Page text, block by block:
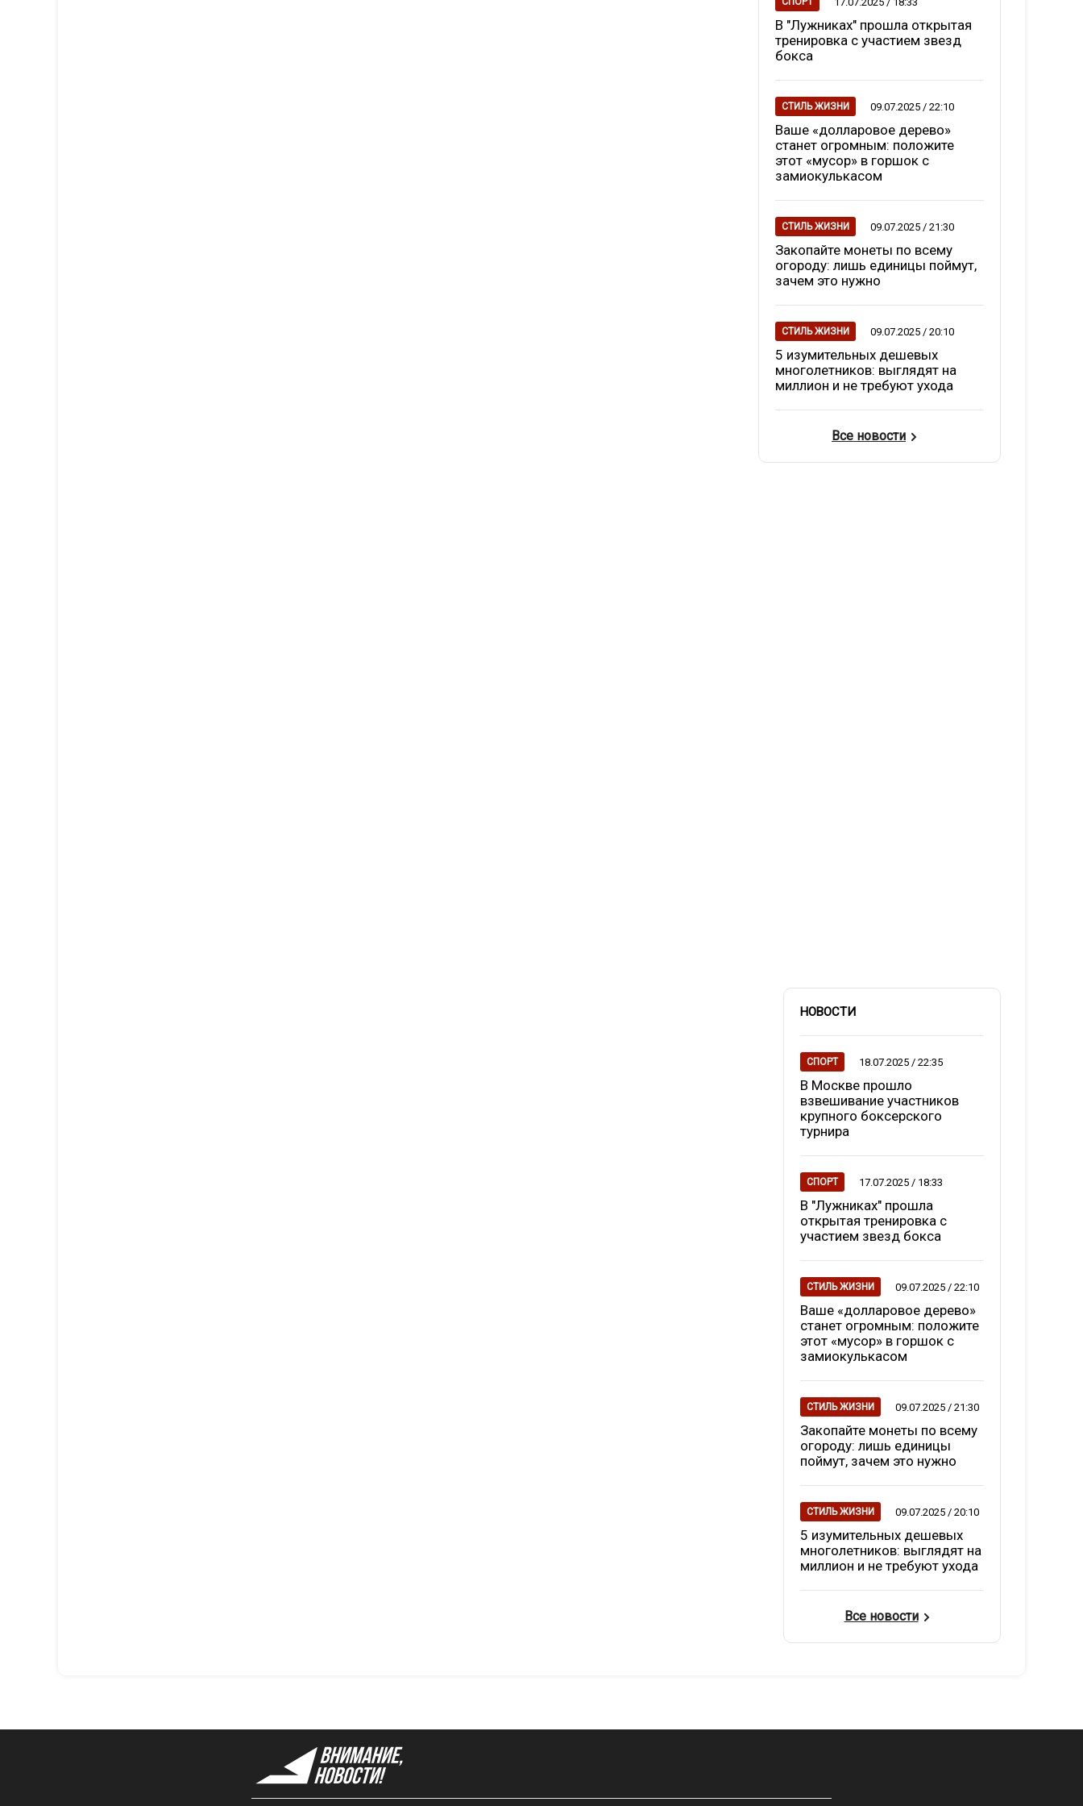
В "Лужниках" прошла открытая
тренировка с участием звезд
бокса
СТИЛЬ ЖИЗНИ 09.07.2025 / 22:10
Ваше «долларовое дерево»
станет огромным: положите
этот «мусор» в горшок с
замиокулькасом
СТИЛЬ ЖИЗНИ 09.07.2025 / 21:30
Закопайте монеты по всему
огороду: лишь единицы поймут,
зачем это нужно
СТИЛЬ ЖИЗНИ 09.07.2025 / 20:10
5 изумительных дешевых
многолетников: выглядят на
миллион и не требуют ухода
Все новости
НОВОСТИ
СПОРТ 18.07.2025 / 22:35
В Москве прошло
взвешивание участников
крупного боксерского
турнира
СПОРТ 17.07.2025 / 18:33
В "Лужниках" прошла
открытая тренировка с
участием звезд бокса
СТИЛЬ ЖИЗНИ 09.07.2025 / 22:10
Ваше «долларовое дерево»
станет огромным: положите
этот «мусор» в горшок с
замиокулькасом
СТИЛЬ ЖИЗНИ 09.07.2025 / 21:30
Закопайте монеты по всему
огороду: лишь единицы
поймут, зачем это нужно
СТИЛЬ ЖИЗНИ 09.07.2025 / 20:10
5 изумительных дешевых
многолетников: выглядят на
миллион и не требуют ухода
Все новости